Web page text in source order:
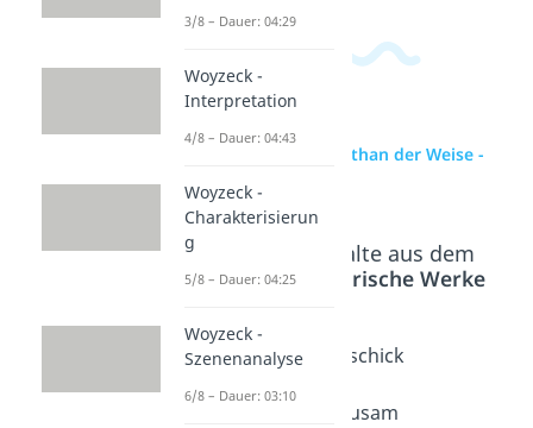
zur Videoseite: Nathan der Weise -
Beliebte Inhalte aus dem
BereichLiterarische Werke
Gotthol
d
Nathan
Tschick
Zusam
3/8 – Dauer: 04:29
Woyzeck -
Interpretation
4/8 – Dauer: 04:43
Woyzeck -
Charakterisierun
g
5/8 – Dauer: 04:25
Woyzeck -
Szenenanalyse
6/8 – Dauer: 03:10